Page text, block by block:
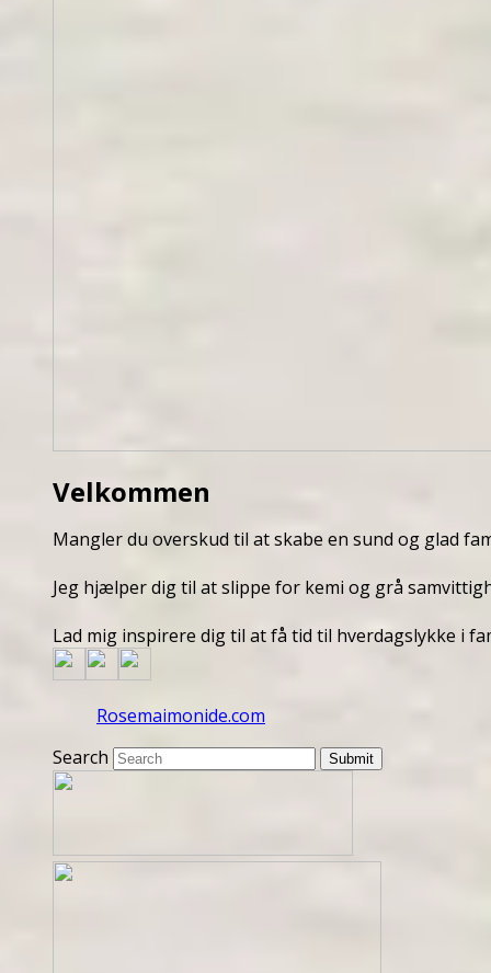
Velkommen
Mangler du overskud til at skabe en sund og glad
Jeg hjælper dig til at slippe for kemi og grå
Lad mig inspirere dig til at få tid til hverdagslykke i
Rosemaimonide.com
Search
Submit